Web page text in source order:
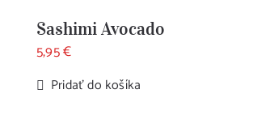
Sashimi Avocado
5,95€
Pridať do košíka